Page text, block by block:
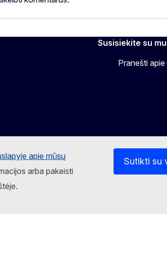
apie mūsų
arba pakeisti
Sutikti su
Susisiekite su
Pranešti